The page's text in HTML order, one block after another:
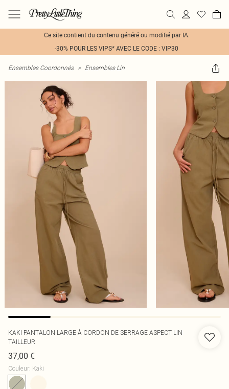
Ce site contient du contenu généré ou modifié par IA.
-30% POUR LES VIPS* AVEC LE CODE : VIP30
Ensembles Coordonnés > Ensembles Lin
KAKI PANTALON LARGE À CORDON DE SERRAGE ASPECT LIN
TAILLEUR
37,00 €
Couleur: Kaki